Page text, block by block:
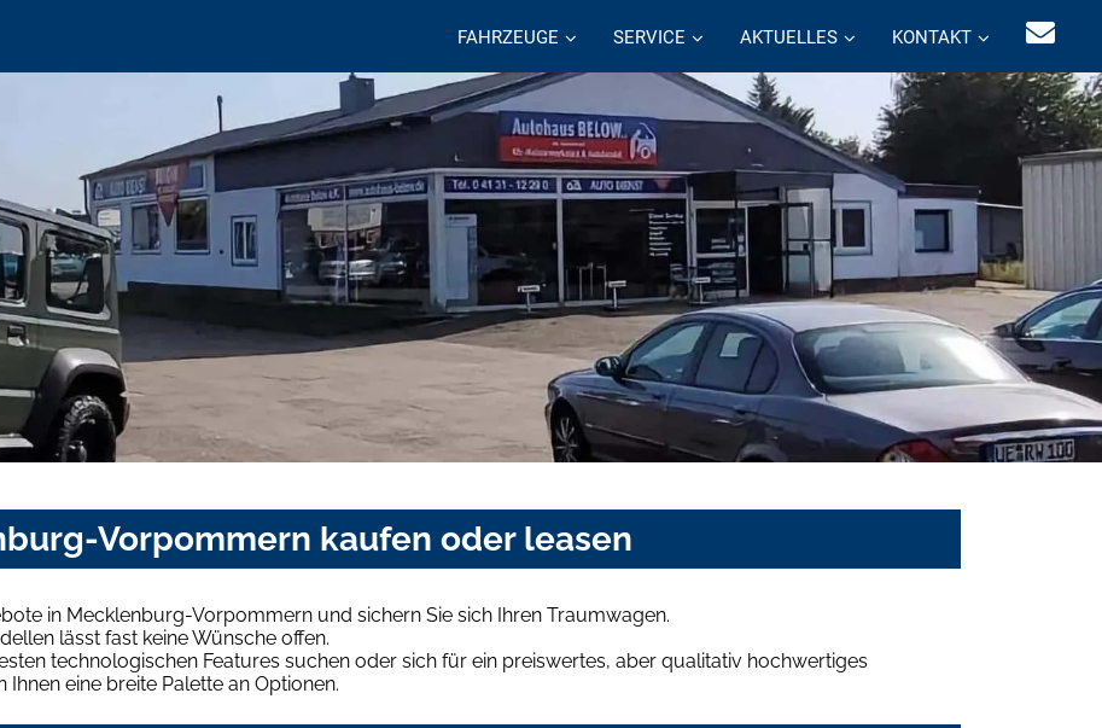
FAHRZEUGE SERVICE AKTUELLES KONTAKT
Vorpommern kaufen oder leasen
in Mecklenburg-Vorpommern und sichern Sie sich Ihren Traumwagen.
lässt fast keine Wünsche offen.
technologischen Features suchen oder sich für ein preiswertes, aber qualitativ hochwertiges
eine breite Palette an Optionen.